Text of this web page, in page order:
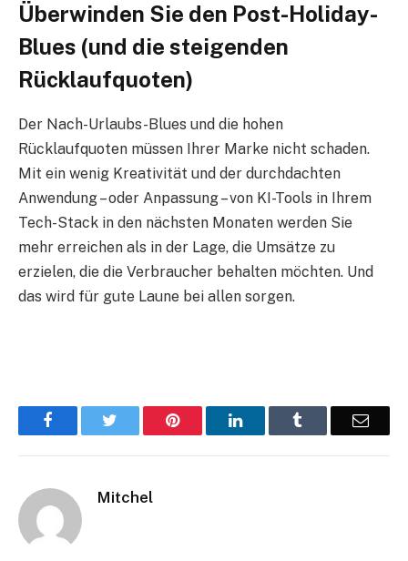
Überwinden Sie den Post-Holiday-
Blues (und die steigenden
Rücklaufquoten)
Der Nach-Urlaubs-Blues und die hohen
Rücklaufquoten müssen Ihrer Marke nicht schaden.
Mit ein wenig Kreativität und der durchdachten
Anwendung – oder Anpassung – von KI-Tools in Ihrem
Tech-Stack in den nächsten Monaten werden Sie
mehr erreichen als in der Lage, die Umsätze zu
erzielen, die die Verbraucher behalten möchten. Und
das wird für gute Laune bei allen sorgen.
Facebook Pinterest LinkedIn Email
Mitchel